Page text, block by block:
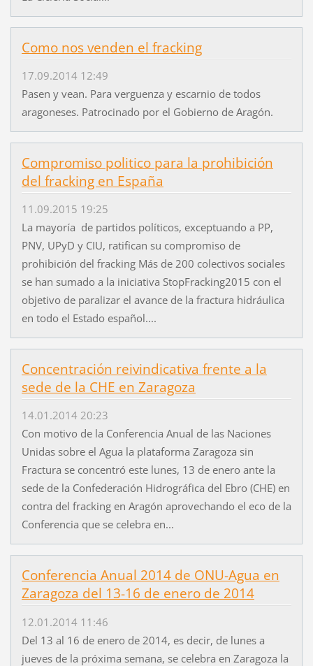
Como nos venden el fracking
17.09.2014 12:49
Pasen y vean. Para verguenza y escarnio de todos
aragoneses. Patrocinado por el Gobierno de Aragón.
Compromiso politico para la prohibición
del fracking en España
11.09.2015 19:25
La mayoría de partidos políticos, exceptuando a PP,
PNV, UPyD y CIU, ratifican su compromiso de
prohibición del fracking Más de 200 colectivos sociales
se han sumado a la iniciativa StopFracking2015 con el
objetivo de paralizar el avance de la fractura hidráulica
en todo el Estado español....
Concentración reivindicativa frente a la
sede de la CHE en Zaragoza
14.01.2014 20:23
Con motivo de la Conferencia Anual de las Naciones
Unidas sobre el Agua la plataforma Zaragoza sin
Fractura se concentró este lunes, 13 de enero ante la
sede de la Confederación Hidrográfica del Ebro (CHE) en
contra del fracking en Aragón aprovechando el eco de la
Conferencia que se celebra en...
Conferencia Anual 2014 de ONU-Agua en
Zaragoza del 13-16 de enero de 2014
12.01.2014 11:46
Del 13 al 16 de enero de 2014, es decir, de lunes a
jueves de la próxima semana, se celebra en Zaragoza la